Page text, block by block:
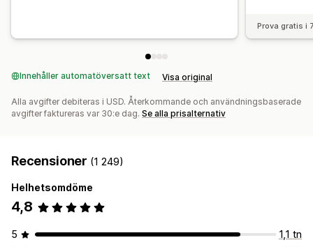
Prova gratis i
Innehåller automatöversatt text Visa original
Alla avgifter debiteras i USD. Återkommande och användningsbaserade
avgifter faktureras var 30:e dag. Se alla prisalternativ
Recensioner (1 249)
Helhetsomdöme
4,8
5
1,1 tn